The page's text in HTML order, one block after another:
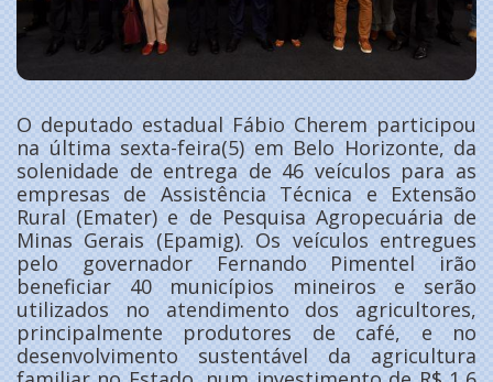
O deputado estadual Fábio Cherem participou
na última sexta-feira(5) em Belo Horizonte, da
solenidade de entrega de 46 veículos para as
empresas de Assistência Técnica e Extensão
Rural (Emater) e de Pesquisa Agropecuária de
Minas Gerais (Epamig). Os veículos entregues
pelo governador Fernando Pimentel irão
beneficiar 40 municípios mineiros e serão
utilizados no atendimento dos agricultores,
principalmente produtores de café, e no
desenvolvimento sustentável da agricultura